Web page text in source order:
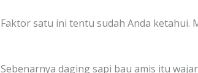
Faktor satu ini tentu sudah Anda ketahui.
Sebenarnya daging sapi bau amis itu